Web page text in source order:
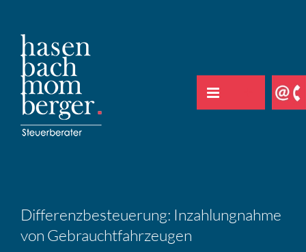
springen
Diffe­renz­be­steue­rung: Inzah­lung­nahme
von Gebraucht­fahr­zeugen